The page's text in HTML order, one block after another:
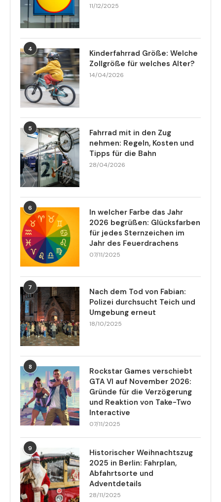
11/12/2025
4
Kinderfahrrad Größe: Welche
Zollgröße für welches Alter?
14/04/2026
5
Fahrrad mit in den Zug
nehmen: Regeln, Kosten und
Tipps für die Bahn
28/04/2026
6
In welcher Farbe das Jahr
2026 begrüßen: Glücksfarben
für jedes Sternzeichen im
Jahr des Feuerdrachens
07/11/2025
7
Nach dem Tod von Fabian:
Polizei durchsucht Teich und
Umgebung erneut
18/10/2025
8
Rockstar Games verschiebt
GTA VI auf November 2026:
Gründe für die Verzögerung
und Reaktion von Take-Two
Interactive
07/11/2025
9
Historischer Weihnachtszug
2025 in Berlin: Fahrplan,
Abfahrtsorte und
Adventdetails
28/11/2025